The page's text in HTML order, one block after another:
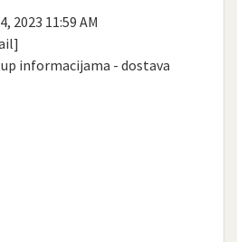
2023 11:59 AM
informacijama - dostava